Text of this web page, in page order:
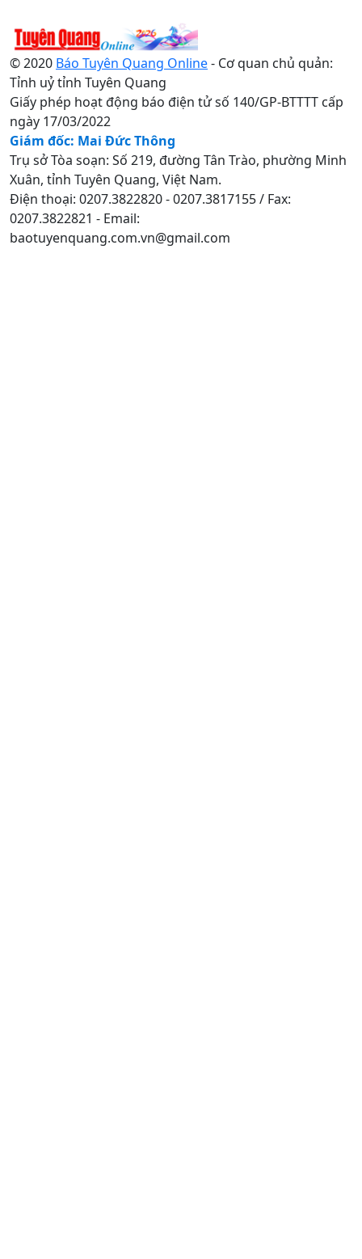
© 2020 Báo Tuyên Quang Online- Cơ quan chủ quản:
Tỉnh uỷ tỉnh Tuyên Quang
Giấy phép hoạt động báo điện tử số 140/GP-BTTTT cấp
ngày 17/03/2022
Giám đốc: Mai Đức Thông
Trụ sở Tòa soạn: Số 219, đường Tân Trào, phường Minh
Xuân, tỉnh Tuyên Quang, Việt Nam.
Điện thoại: 0207.3822820 - 0207.3817155 / Fax:
0207.3822821 - Email:
baotuyenquang.com.vn@gmail.com